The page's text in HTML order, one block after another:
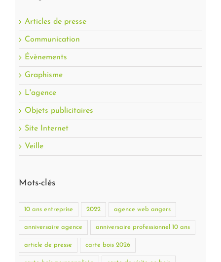
Articles de presse
Communication
Évènements
Graphisme
L'agence
Objets publicitaires
Site Internet
Veille
Mots-clés
10 ans entreprise 2022 agence web angers
anniversaire agence anniversaire professionnel 10 ans
article de presse carte bois 2026